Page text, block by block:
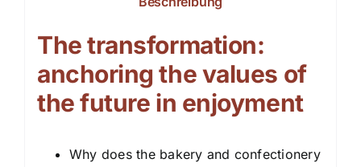
The transformation:
anchoring the values of
the future in enjoyment
Why does the bakery and confectionery